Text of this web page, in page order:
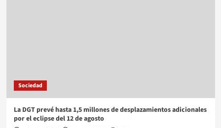
Sociedad
La DGT prevé hasta 1,5 millones de desplazamientos adicionales
por el eclipse del 12 de agosto